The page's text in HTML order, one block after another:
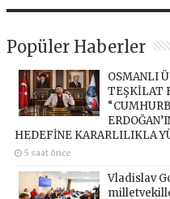
Popüler Haberler
OSMANLI
TEŞKİLAT
HEDEFİNE KARARLILIKLA
5 saat önce
Vladislav